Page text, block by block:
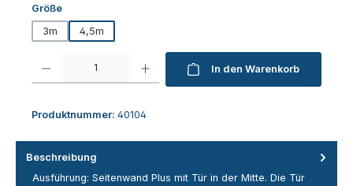
Größeauswählen
3m
4,5m
In den Warenkorb
Produktnummer: 40104
Beschreibung
Ausführung: Seitenwand Plus mit Tür in der Mitte. Die Tür